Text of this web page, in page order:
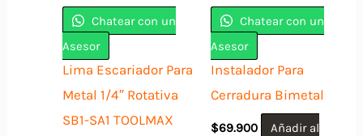
Chatear con un
Asesor
Lima Escariador Para
Metal 1/4″ Rotativa
SB1-SA1 TOOLMAX
Chatear con un
Asesor
Instalador Para
Cerradura Bimetal
$69.900
Añadir al